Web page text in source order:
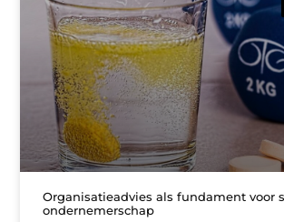
Organisatieadvies als fundament voor
ondernemerschap